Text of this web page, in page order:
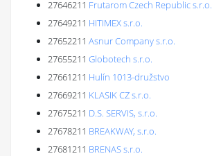
27646211 Frutarom Czech Republic s.r.o.
27649211 HITIMEX s.r.o.
27652211 Asnur Company s.r.o.
27655211 Globotech s.r.o.
27661211 Hulín 1013-družstvo
27669211 KLASIK CZ s.r.o.
27675211 D.S. SERVIS, s.r.o.
27678211 BREAKWAY, s.r.o.
27681211 BRENAS s.r.o.